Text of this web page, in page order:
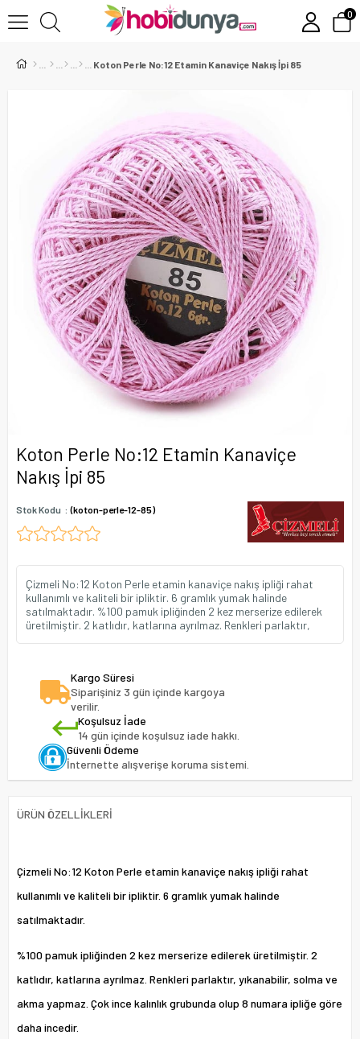
0
Koton Perle No:12 Etamin Kanaviçe Nakış İpi 85
Koton Perle No:12 Etamin Kanaviçe
Nakış İpi 85
Stok Kodu (koton-perle-12-85)
Çizmeli No:12 Koton Perle etamin kanaviçe nakış ipliği rahat
kullanımlı ve kaliteli bir ipliktir. 6 gramlık yumak halinde
satılmaktadır. %100 pamuk ipliğinden 2 kez merserize edilerek
üretilmiştir. 2 katlıdır, katlarına ayrılmaz. Renkleri parlaktır,
Kargo Süresi
Siparişiniz 3 gün içinde kargoya
verilir.
Koşulsuz İade
14 gün içinde koşulsuz iade hakkı.
Güvenli Ödeme
İnternette alışverişe koruma sistemi.
ÜRÜN ÖZELLIKLERI
Çizmeli No:12 Koton Perle etamin kanaviçe nakış ipliği rahat
kullanımlı ve kaliteli bir ipliktir. 6 gramlık yumak halinde
satılmaktadır.
%100 pamuk ipliğinden 2 kez merserize edilerek üretilmiştir. 2
katlıdır, katlarına ayrılmaz. Renkleri parlaktır, yıkanabilir, solma ve
akma yapmaz. Çok ince kalınlık grubunda olup 8 numara ipliğe göre
daha incedir.